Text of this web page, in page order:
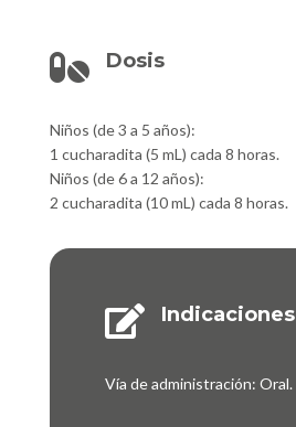
 Dosis
Niños (de 3 a 5 años):
1 cucharadita (5 mL) cada 8 horas.
Niños (de 6 a 12 años):
2 cucharadita (10 mL) cada 8 horas.
 Indicaciones
Vía de administración: Oral.